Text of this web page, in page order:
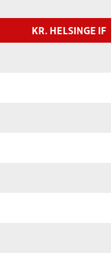
KR. HELSINGE IF